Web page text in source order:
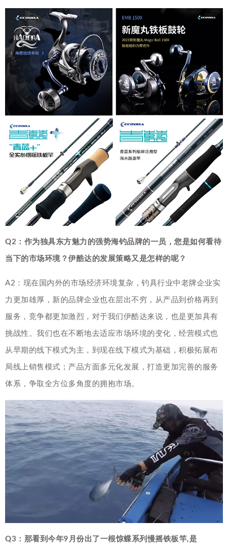
Q2：作为独具东方魅力的强势海钓品牌的一员，您是如何看待
当下的市场环境？伊酷达的发展策略又是怎样的呢？
A2：现在国内外的市场经济环境复杂，钓具行业中老牌企业实
力更加雄厚，新的品牌企业也在层出不穷，从产品到价格再到
服务，竞争都更加激烈，对于我们伊酷达来说，也是更加具有
挑战性。我们也在不断地去适应市场环境的变化，经营模式也
从早期的线下模式为主，到现在线下模式为基础，积极拓展布
局线上销售模式；产品方面多元化发展，打造更加完善的服务
体系，争取全方位多角度的拥抱市场。
Q3：那看到今年9月份出了一根惊蝶系列慢摇铁板竿,是